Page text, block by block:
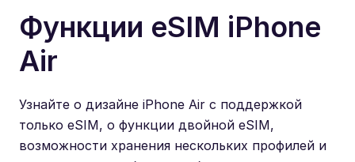
Функции eSIM iPhone
Air
Узнайте о дизайне iPhone Air с поддержкой
только eSIM, о функции двойной eSIM,
возможности хранения нескольких профилей и